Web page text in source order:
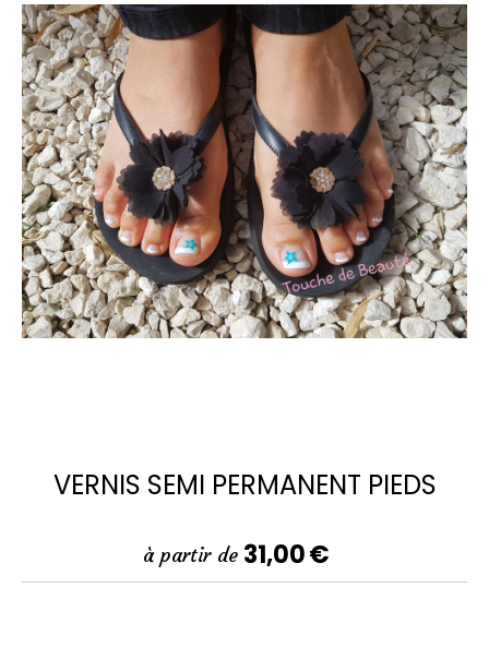
VERNIS SEMI PERMANENT PIEDS
à partir de 31,00€